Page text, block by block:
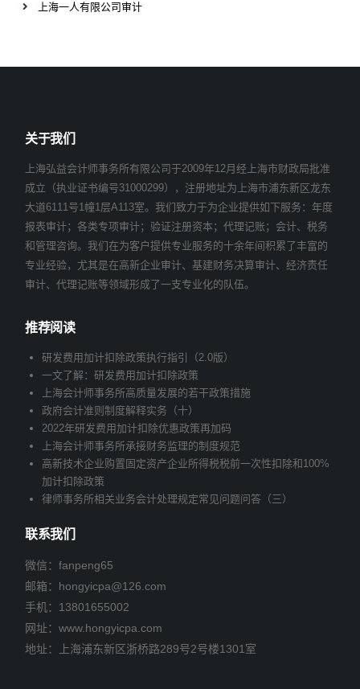
上海一人有限公司审计
关于我们
上海弘益会计师事务所有限公司于2009年12月经上海市财政局批准
成立（执业证书编号31000299），注册地址为上海市浦东新区龙东
大道6111号1幢1层A113室。我们致力于为企业提供如下服务：年度
报表审计；各类专项审计；验证注册资本；代理记账；会计、税务
和管理咨询。我们在为客户提供专业服务的十余年间积累了丰富的
专业经验，尤其是在高新企业审计、基建财务决算审计、经济责任
审计、代理记账等领域形成了一支专业化的队伍。
推荐阅读
研发费用加计扣除政策执行指引（2.0版）
一文了解：研发费用加计扣除政策
上海会计师事务所高质量发展的若干政策措施
政府会计准则制度解释实务（十）
2022年研发费用加计扣除优惠政策再加码
上海会计师事务所承接财务监理的制度规范
高新技术企业购置固定资产企业所得税税前一次性扣除和100%
加计扣除政策
律师事务所相关业务会计处理规定常见问题问答（三）
联系我们
微信：fanpeng65
邮箱： hongyicpa@126.com
手机： 13801655002
网址：www.hongyicpa.com
地址：上海浦东新区浙桥路289号2号楼1301室